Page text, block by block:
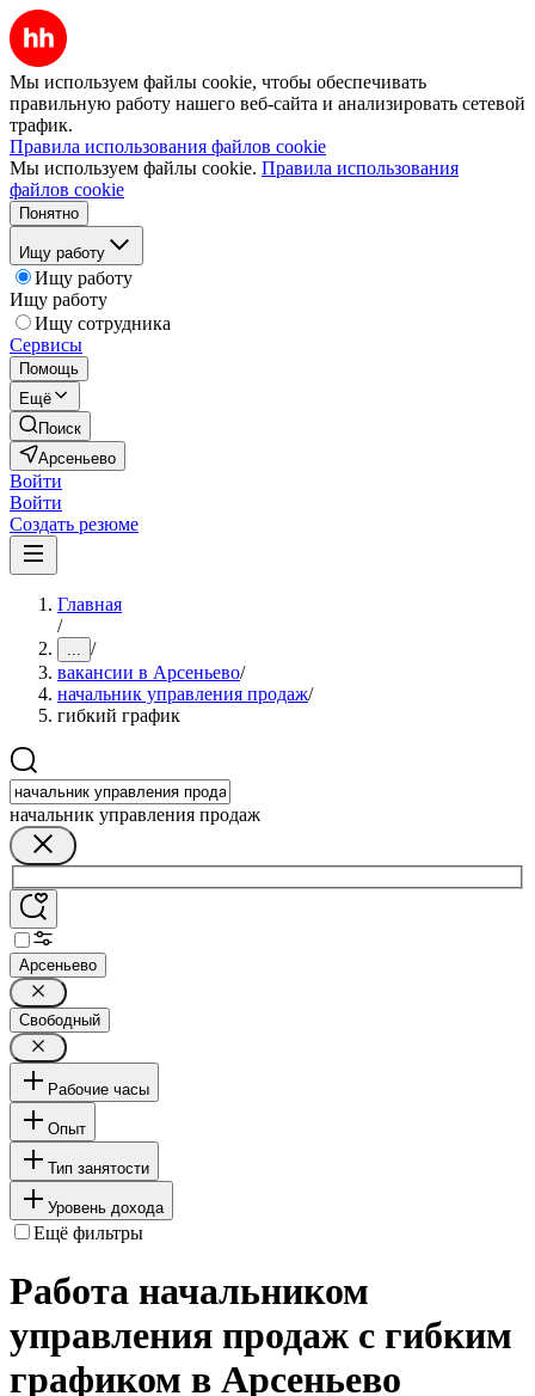
Мы используем файлы cookie, чтобы обеспечивать
правильную работу нашего веб-сайта и анализировать сетевой
трафик.
Правила использования файлов cookie
Мы используем файлы cookie. Правила использования
файлов cookie
Понятно
Ищу работу
Ищу работу
Ищу работу
Ищу сотрудника
Сервисы
Помощь
Ещё
Поиск
Арсеньево
Войти
Войти
Создать резюме
Главная
/
... /
вакансии в Арсеньево/
начальник управления продаж/
гибкий график
начальник управления продаж
Арсеньево
Свободный
Рабочие часы
Опыт
Тип занятости
Уровень дохода
Ещё фильтры
Работа начальником
управления продаж с гибким
графиком в Арсеньево